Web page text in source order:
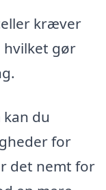
kræver
hvilket gør
du
for
det nemt for